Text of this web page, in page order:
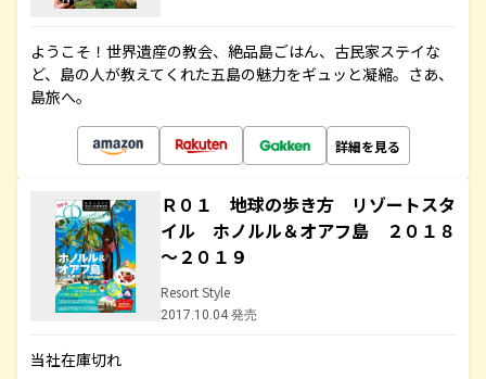
ようこそ！世界遺産の教会、絶品島ごはん、古民家ステイな
ど、島の人が教えてくれた五島の魅力をギュッと凝縮。さあ、
島旅へ。
詳細を見る
Ｒ０１ 地球の歩き方 リゾートスタ
イル ホノルル＆オアフ島 ２０１８
～２０１９
Resort Style
2017.10.04 発売
当社在庫切れ